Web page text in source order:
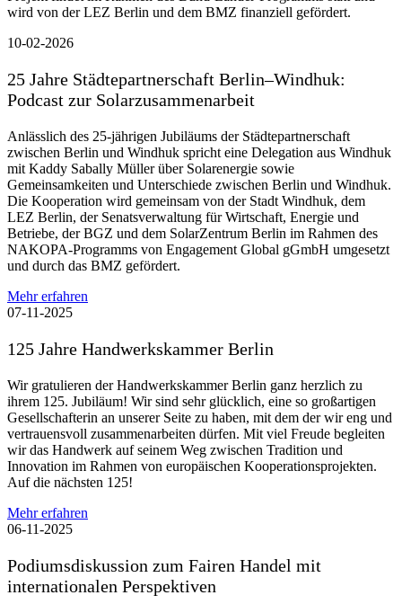
wird von der LEZ Berlin und dem BMZ finanziell gefördert.
10-02-2026
25 Jahre Städtepartnerschaft Berlin–Windhuk:
Podcast zur Solarzusammenarbeit
Anlässlich des 25-jährigen Jubiläums der Städtepartnerschaft
zwischen Berlin und Windhuk spricht eine Delegation aus Windhuk
mit Kaddy Sabally Müller über Solarenergie sowie
Gemeinsamkeiten und Unterschiede zwischen Berlin und Windhuk.
Die Kooperation wird gemeinsam von der Stadt Windhuk, dem
LEZ Berlin, der Senatsverwaltung für Wirtschaft, Energie und
Betriebe, der BGZ und dem SolarZentrum Berlin im Rahmen des
NAKOPA-Programms von Engagement Global gGmbH umgesetzt
und durch das BMZ gefördert.
Mehr erfahren
07-11-2025
125 Jahre Handwerkskammer Berlin
Wir gratulieren der Handwerkskammer Berlin ganz herzlich zu
ihrem 125. Jubiläum! Wir sind sehr glücklich, eine so großartigen
Gesellschafterin an unserer Seite zu haben, mit dem der wir eng und
vertrauensvoll zusammenarbeiten dürfen. Mit viel Freude begleiten
wir das Handwerk auf seinem Weg zwischen Tradition und
Innovation im Rahmen von europäischen Kooperationsprojekten.
Auf die nächsten 125!
Mehr erfahren
06-11-2025
Podiumsdiskussion zum Fairen Handel mit
internationalen Perspektiven